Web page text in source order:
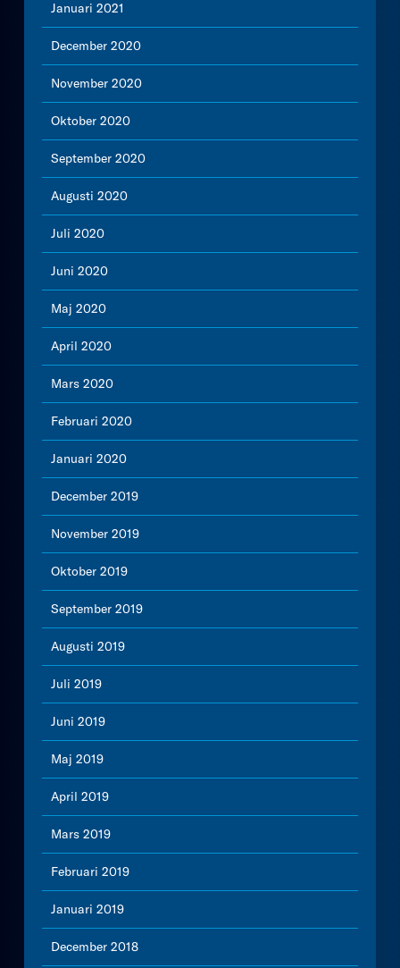
Januari 2021
December 2020
November 2020
Oktober 2020
September 2020
Augusti 2020
Juli 2020
Juni 2020
Maj 2020
April 2020
Mars 2020
Februari 2020
Januari 2020
December 2019
November 2019
Oktober 2019
September 2019
Augusti 2019
Juli 2019
Juni 2019
Maj 2019
April 2019
Mars 2019
Februari 2019
Januari 2019
December 2018